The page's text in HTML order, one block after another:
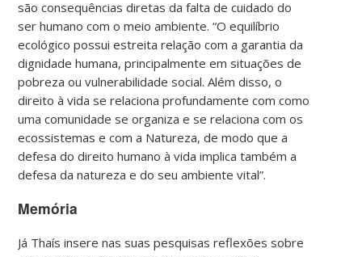
são consequências diretas da falta de cuidado do
ser humano com o meio ambiente. “O equilíbrio
ecológico possui estreita relação com a garantia da
dignidade humana, principalmente em situações de
pobreza ou vulnerabilidade social. Além disso, o
direito à vida se relaciona profundamente com como
uma comunidade se organiza e se relaciona com os
ecossistemas e com a Natureza, de modo que a
defesa do direito humano à vida implica também a
defesa da natureza e do seu ambiente vital”.
Memória
Já Thaís insere nas suas pesquisas reflexões sobre